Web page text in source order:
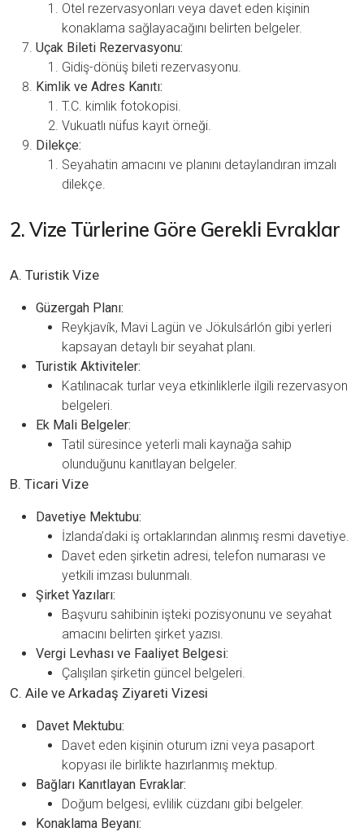
Otel rezervasyonları veya davet eden kişinin
konaklama sağlayacağını belirten belgeler.
Uçak Bileti Rezervasyonu:
Gidiş-dönüş bileti rezervasyonu.
Kimlik ve Adres Kanıtı:
T.C. kimlik fotokopisi.
Vukuatlı nüfus kayıt örneği.
Dilekçe:
Seyahatin amacını ve planını detaylandıran imzalı
dilekçe.
2. Vize Türlerine Göre Gerekli Evraklar
A. Turistik Vize
Güzergah Planı:
Reykjavík, Mavi Lagün ve Jökulsárlón gibi yerleri
kapsayan detaylı bir seyahat planı.
Turistik Aktiviteler:
Katılınacak turlar veya etkinliklerle ilgili rezervasyon
belgeleri.
Ek Mali Belgeler:
Tatil süresince yeterli mali kaynağa sahip
olunduğunu kanıtlayan belgeler.
B. Ticari Vize
Davetiye Mektubu:
İzlanda’daki iş ortaklarından alınmış resmi davetiye.
Davet eden şirketin adresi, telefon numarası ve
yetkili imzası bulunmalı.
Şirket Yazıları:
Başvuru sahibinin işteki pozisyonunu ve seyahat
amacını belirten şirket yazısı.
Vergi Levhası ve Faaliyet Belgesi:
Çalışılan şirketin güncel belgeleri.
C. Aile ve Arkadaş Ziyareti Vizesi
Davet Mektubu:
Davet eden kişinin oturum izni veya pasaport
kopyası ile birlikte hazırlanmış mektup.
Bağları Kanıtlayan Evraklar:
Doğum belgesi, evlilik cüzdanı gibi belgeler.
Konaklama Beyanı: